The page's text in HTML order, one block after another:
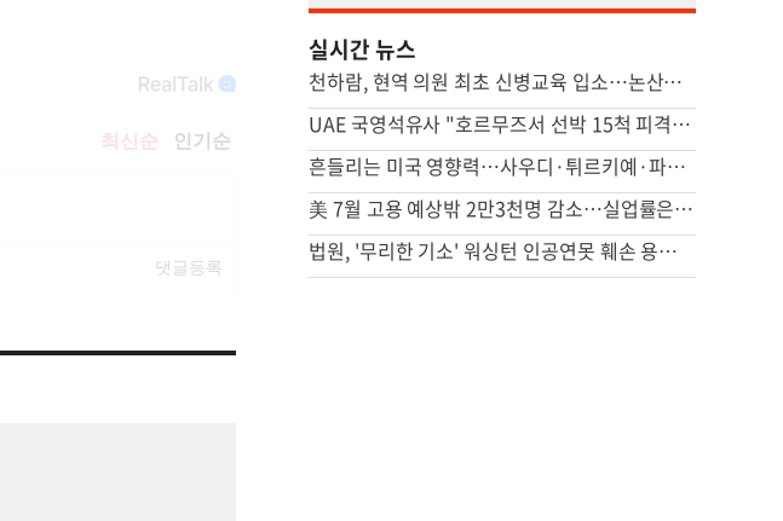
실시간 뉴스
천하람, 현역 의원 최초 신병교육 입소…논산서 2박3일 생활
UAE 국영석유사 "호르무즈서 선박 15척 피격…이번주에도 3척"
흔들리는 미국 영향력…사우디·튀르키예·파키스탄 안보 손잡았다(종합)
美 7월 고용 예상밖 2만3천명 감소…실업률은 4.1%로 떨어져(종합)
법원, '무리한 기소' 워싱턴 인공연못 훼손 용의자 공소기각